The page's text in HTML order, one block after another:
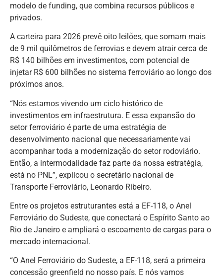
modelo de funding, que combina recursos públicos e
privados.
A carteira para 2026 prevê oito leilões, que somam mais
de 9 mil quilômetros de ferrovias e devem atrair cerca de
R$ 140 bilhões em investimentos, com potencial de
injetar R$ 600 bilhões no sistema ferroviário ao longo dos
próximos anos.
“Nós estamos vivendo um ciclo histórico de
investimentos em infraestrutura. E essa expansão do
setor ferroviário é parte de uma estratégia de
desenvolvimento nacional que necessariamente vai
acompanhar toda a modernização do setor rodoviário.
Então, a intermodalidade faz parte da nossa estratégia,
está no PNL”, explicou o secretário nacional de
Transporte Ferroviário, Leonardo Ribeiro.
Entre os projetos estruturantes está a EF-118, o Anel
Ferroviário do Sudeste, que conectará o Espírito Santo ao
Rio de Janeiro e ampliará o escoamento de cargas para o
mercado internacional.
“O Anel Ferroviário do Sudeste, a EF-118, será a primeira
concessão greenfield no nosso país. E nós vamos